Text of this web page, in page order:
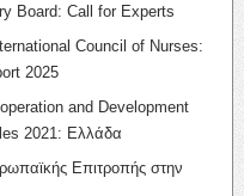
Board: Call for Experts
Council of Nurses:
2025
and Development
2021: Ελλάδα
Επιτροπής στην